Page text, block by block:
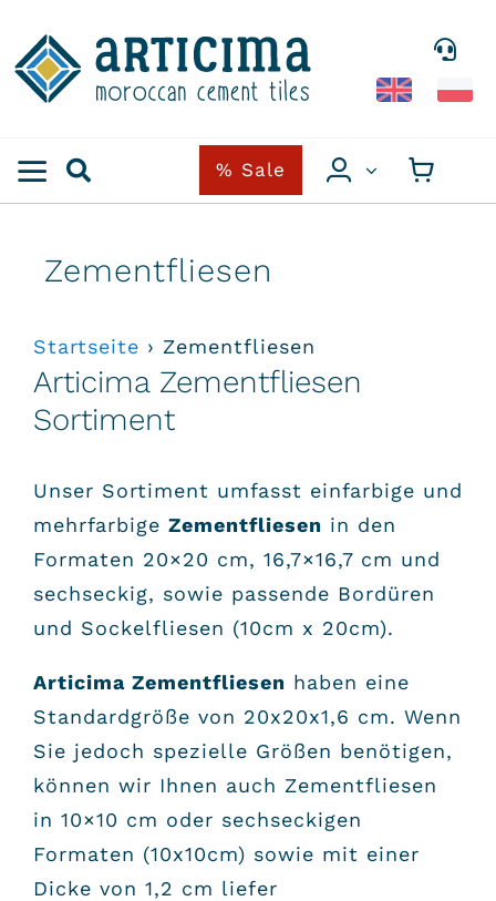
content
% Sale
Zementfliesen
Startseite › Zementfliesen
Articima Zementfliesen
Sortiment
Unser Sortiment umfasst einfarbige und
mehrfarbige Zementfliesen in den
Formaten 20×20 cm, 16,7×16,7 cm und
sechseckig, sowie passende Bordüren
und Sockelfliesen (10cm x 20cm).
Articima Zementfliesen haben eine
Standardgröße von 20x20x1,6 cm. Wenn
Sie jedoch spezielle Größen benötigen,
können wir Ihnen auch Zementfliesen
in 10×10 cm oder sechseckigen
Formaten (10x10cm) sowie mit einer
Dicke von 1,2 cm liefer